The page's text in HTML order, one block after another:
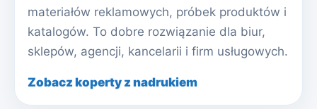
materiałów reklamowych, próbek produktów i
katalogów. To dobre rozwiązanie dla biur,
sklepów, agencji, kancelarii i firm usługowych.
Zobacz koperty z nadrukiem